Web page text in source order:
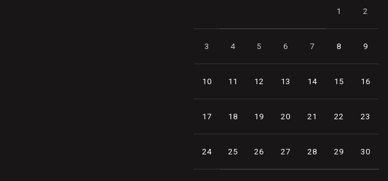
1 2
3 4 5 6 7 8 9
10 11 12 13 14 15 16
17 18 19 20 21 22 23
24 25 26 27 28 29 30